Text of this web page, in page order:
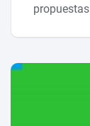
propuestas